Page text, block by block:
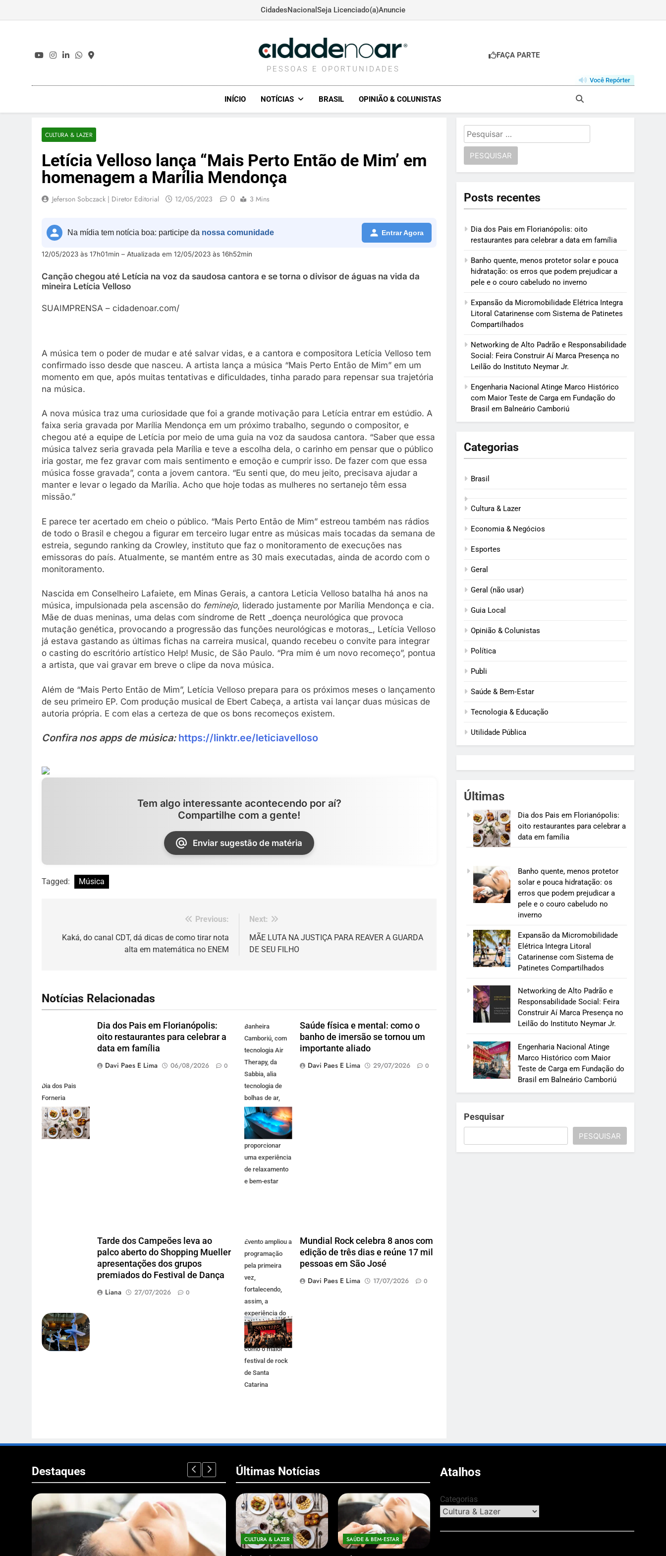
CidadesNacional Seja Licenciado(a)Anuncie
CIDADENOAR.COM
PESSOAS E OPORTUNIDADES
FAÇA PARTE
Você Repórter
INÍCIO NOTÍCIAS BRASIL OPINIÃO & COLUNISTAS
CULTURA & LAZER
Letícia Velloso lança “Mais Perto Então de Mim’ em
homenagem a Marília Mendonça
Jeferson Sobczack | Diretor Editorial 12/05/2023 0 3 Mins
Na mídia tem notícia boa: participe da nossa comunidade Entrar Agora
12/05/2023 às 17h01min – Atualizada em 12/05/2023 às 16h52min
Canção chegou até Letícia na voz da saudosa cantora e se torna o divisor de águas na vida da
mineira Letícia Velloso
SUAIMPRENSA – cidadenoar.com/
A música tem o poder de mudar e até salvar vidas, e a cantora e compositora Letícia Velloso tem
confirmado isso desde que nasceu. A artista lança a música “Mais Perto Então de Mim” em um
momento em que, após muitas tentativas e dificuldades, tinha parado para repensar sua trajetória
na música.
A nova música traz uma curiosidade que foi a grande motivação para Letícia entrar em estúdio. A
faixa seria gravada por Marília Mendonça em um próximo trabalho, segundo o compositor, e
chegou até a equipe de Letícia por meio de uma guia na voz da saudosa cantora. “Saber que essa
música talvez seria gravada pela Marília e teve a escolha dela, o carinho em pensar que o público
iria gostar, me fez gravar com mais sentimento e emoção e cumprir isso. De fazer com que essa
música fosse gravada”, conta a jovem cantora. “Eu senti que, do meu jeito, precisava ajudar a
manter e levar o legado da Marília. Acho que hoje todas as mulheres no sertanejo têm essa
missão.”
E parece ter acertado em cheio o público. “Mais Perto Então de Mim” estreou também nas rádios
de todo o Brasil e chegou a figurar em terceiro lugar entre as músicas mais tocadas da semana de
estreia, segundo ranking da Crowley, instituto que faz o monitoramento de execuções nas
emissoras do país. Atualmente, se mantém entre as 30 mais executadas, ainda de acordo com o
monitoramento.
Nascida em Conselheiro Lafaiete, em Minas Gerais, a cantora Leticia Velloso batalha há anos na
música, impulsionada pela ascensão do feminejo, liderado justamente por Marília Mendonça e cia.
Mãe de duas meninas, uma delas com síndrome de Rett _doença neurológica que provoca
mutação genética, provocando a progressão das funções neurológicas e motoras_, Letícia Velloso
já estava gastando as últimas fichas na carreira musical, quando recebeu o convite para integrar
o casting do escritório artístico Help! Music, de São Paulo. “Pra mim é um novo recomeço”, pontua
a artista, que vai gravar em breve o clipe da nova música.
Além de “Mais Perto Então de Mim”, Letícia Velloso prepara para os próximos meses o lançamento
de seu primeiro EP. Com produção musical de Ebert Cabeça, a artista vai lançar duas músicas de
autoria própria. E com elas a certeza de que os bons recomeços existem.
Confira nos apps de música: https://linktr.ee/leticiavelloso
Tem algo interessante acontecendo por aí?
Compartilhe com a gente!
Enviar sugestão de matéria
Tagged: Música
de
Previous:
Kaká, do canal CDT, dá dicas de como tirar nota
alta em matemática no ENEM
Next:
MÃE LUTA NA JUSTIÇA PARA REAVER A GUARDA
DE SEU FILHO
Notícias Relacionadas
Dia dos Pais
Forneria
Carbone. Foto
Agência Blend
Dia dos Pais em Florianópolis:
oito restaurantes para celebrar a
data em família
Davi Paes E Lima
06/08/2026 0
Banheira
Camboriú, com
tecnologia Air
Therapy, da
Sabbia, alia
tecnologia de
bolhas de ar,
iluminação em
LED e design
premium para
proporcionar
uma experiência
de relaxamento
e bem-estar
Saúde física e mental: como o
banho de imersão se tornou um
importante aliado
Davi Paes E Lima
29/07/2026 0
Tarde dos Campeões leva ao
palco aberto do Shopping Mueller
apresentações dos grupos
premiados do Festival de Dança
Liana
27/07/2026 0
Evento ampliou a
programação
pela primeira
vez,
fortalecendo,
assim, a
experiência do
público e se
consolidando
como o maior
festival de rock
de Santa
Catarina
Mundial Rock celebra 8 anos com
edição de três dias e reúne 17 mil
pessoas em São José
Davi Paes E Lima
17/07/2026 0
Pesquisar
por:
Posts recentes
Dia dos Pais em Florianópolis: oito
restaurantes para celebrar a data em família
Banho quente, menos protetor solar e pouca
hidratação: os erros que podem prejudicar a
pele e o couro cabeludo no inverno
Expansão da Micromobilidade Elétrica Integra
Litoral Catarinense com Sistema de Patinetes
Compartilhados
Networking de Alto Padrão e Responsabilidade
Social: Feira Construir Aí Marca Presença no
Leilão do Instituto Neymar Jr.
Engenharia Nacional Atinge Marco Histórico
com Maior Teste de Carga em Fundação do
Brasil em Balneário Camboriú
Categorias
Brasil
Cultura & Lazer
Economia & Negócios
Esportes
Geral
Geral (não usar)
Guia Local
Opinião & Colunistas
Política
Publi
Saúde & Bem‑Estar
Tecnologia & Educação
Utilidade Pública
Últimas
Dia dos Pais em Florianópolis:
oito restaurantes para celebrar a
data em família
Banho quente, menos protetor
solar e pouca hidratação: os
erros que podem prejudicar a
pele e o couro cabeludo no
inverno
Expansão da Micromobilidade
Elétrica Integra Litoral
Catarinense com Sistema de
Patinetes Compartilhados
Networking de Alto Padrão e
Responsabilidade Social: Feira
Construir Aí Marca Presença no
Leilão do Instituto Neymar Jr.
Engenharia Nacional Atinge
Marco Histórico com Maior
Teste de Carga em Fundação do
Brasil em Balneário Camboriú
Pesquisar
PESQUISAR
Destaques Últimas Notícias
CULTURA & LAZER SAÚDE & BEM‑ESTAR
Atalhos
Categorias